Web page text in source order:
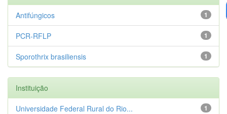
1
Antifúngicos
1
PCR-RFLP
1
Sporothrix brasiliensis
Instituição
1
Universidade Federal Rural do Rio...